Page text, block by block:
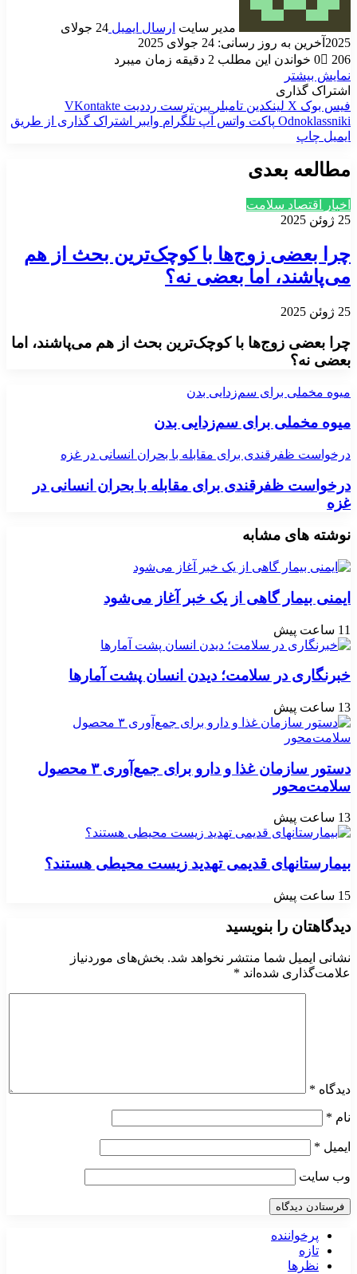
مدیر سایت ارسال ایمیل
24 جولای
2025 آخرین به روز رسانی: 24 جولای 2025
0
206
خواندن این مطلب 2 دقیقه زمان میبرد
نمایش بیشتر
اشتراک گذاری
فیس بوک X لینکدین ‫تامبلر ‫پین‌ترست ‫رددیت ‫VKontakte
‫Odnoklassniki پاکت واتس آپ تلگرام وایبر
اشتراک گذاری از طریق
ایمیل چاپ
مطالعه بعدی
اخبار اقتصاد سلامت
25 ژوئن 2025
چرا بعضی زوج‌ها با کوچک‌ترین بحث از هم
می‌پاشند، اما بعضی نه؟
25 ژوئن 2025
چرا بعضی زوج‌ها با کوچک‌ترین بحث از هم می‌پاشند، اما
بعضی نه؟
میوه مخملی برای سم‌زدایی بدن
میوه مخملی برای سم‌زدایی بدن
درخواست ظفرقندی برای مقابله با بحران انسانی در غزه
درخواست ظفرقندی برای مقابله با بحران انسانی در
غزه
نوشته های مشابه
ایمنی بیمار گاهی از یک خبر آغاز می‌شود
11 ساعت پیش
خبرنگاری در سلامت؛ دیدن انسان پشت آمارها
13 ساعت پیش
دستور سازمان غذا و دارو برای جمع‌آوری ۳ محصول
سلامت‌محور
13 ساعت پیش
بیمارستانهای قدیمی تهدید زیست محیطی هستند؟
15 ساعت پیش
دیدگاهتان را بنویسید
نشانی ایمیل شما منتشر نخواهد شد. بخش‌های موردنیاز
علامت‌گذاری شده‌اند *
دیدگاه *
نام *
ایمیل *
وب‌ سایت
پرخواننده
تازه
نظرها